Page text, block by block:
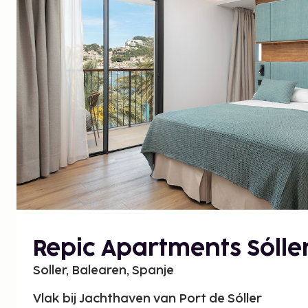
Repic Apartments
Soller, Balearen, Spanje
Vlak bij Jachthaven van Port de Sóller